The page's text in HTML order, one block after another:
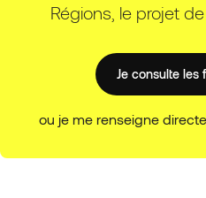
Régions, le projet
Je consulte les
ou je me renseigne